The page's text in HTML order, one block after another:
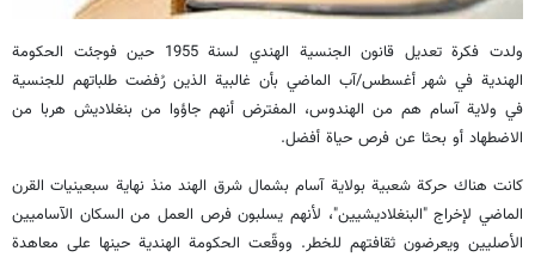
ولدت فكرة تعديل قانون الجنسية الهندي لسنة 1955 حين فوجئت الحكومة
الهندية في شهر أغسطس/آب الماضي بأن غالبية الذين رُفضت طلباتهم للجنسية
في ولاية آسام هم من الهندوس، المفترض أنهم جاؤوا من بنغلاديش هربا من
الاضطهاد أو بحثا عن فرص حياة أفضل.
كانت هناك حركة شعبية بولاية آسام بشمال شرق الهند منذ نهاية سبعينيات القرن
الماضي لإخراج "البنغلاديشيين"، لأنهم يسلبون فرص العمل من السكان الآساميين
الأصليين ويعرضون ثقافتهم للخطر. ووقّعت الحكومة الهندية حينها على معاهدة